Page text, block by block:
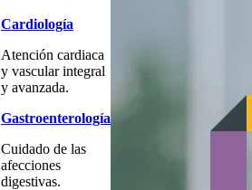
Cardiología
Atención cardiaca
y vascular integral
y avanzada.
Gastroenterología
Cuidado de las
afecciones
digestivas.